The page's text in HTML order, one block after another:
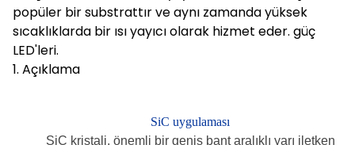
popüler bir substrattır ve aynı zamanda yüksek
sıcaklıklarda bir ısı yayıcı olarak hizmet eder. güç
LED'leri.
1. Açıklama
SiC uygulaması
SiC kristali, önemli bir geniş bant aralıklı yarı iletken